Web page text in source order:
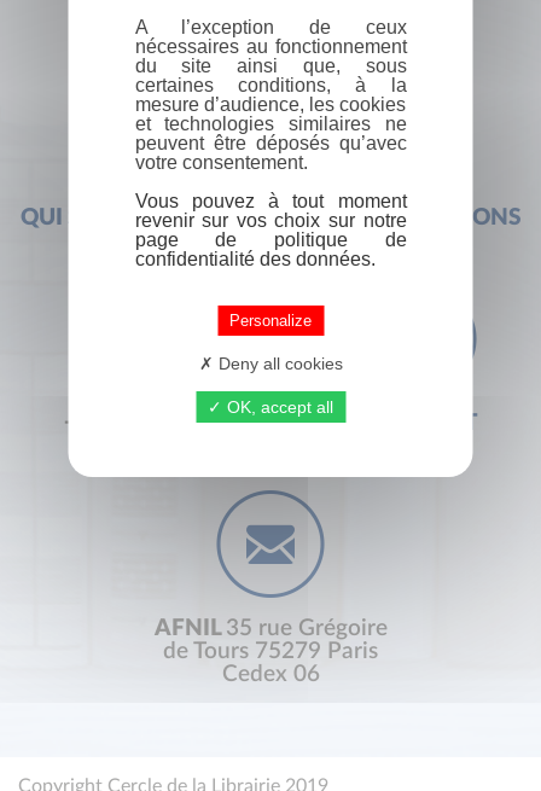
QUI SOMMES-NOUS ?FOIRE AUX QUESTIONS
+33 (0) 1 44 41 29 19 CONTACT
AFNIL 35 rue Grégoire
de Tours 75279 Paris
Cedex 06
Copyright Cercle de la Librairie 2019
A l’exception de ceux
nécessaires au fonctionnement
du site ainsi que, sous
certaines conditions, à la
mesure d’audience, les cookies
et technologies similaires ne
peuvent être déposés qu’avec
votre consentement.
Vous pouvez à tout moment
revenir sur vos choix sur notre
page de politique de
confidentialité des données.
Personalize
Deny all cookies
OK, accept all